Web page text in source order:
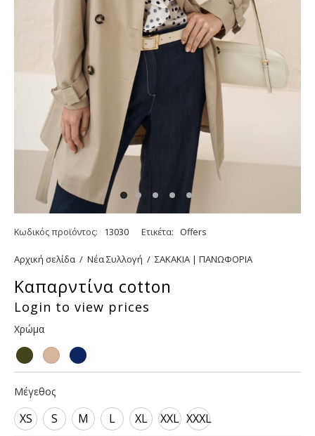
Κωδικός προϊόντος: 13030 Ετικέτα: Offers
Αρχική σελίδα / Νέα Συλλογή / ΣΑΚΑΚΙΑ | ΠΑΝΩΦΟΡΙΑ
Καπαρντίνα cotton
Login to view prices
Χρώμα
Μέγεθος
XS S M L XL XXL XXXL